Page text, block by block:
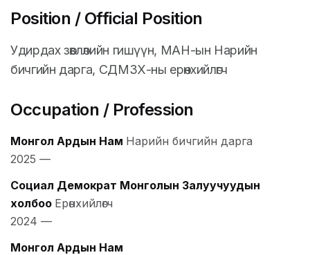
Position / Official Position
Удирдах зөвлөлийн гишүүн, МАН-ын Нарийн
бичгийн дарга, СДМЗХ-ны ерөнхийлөгч
Occupation / Profession
Монгол Ардын Нам Нарийн бичгийн дарга
2025 —
Социал Демократ Монголын Залуучуудын
холбоо Ерөнхийлөгч
2024 —
Монгол Ардын Нам